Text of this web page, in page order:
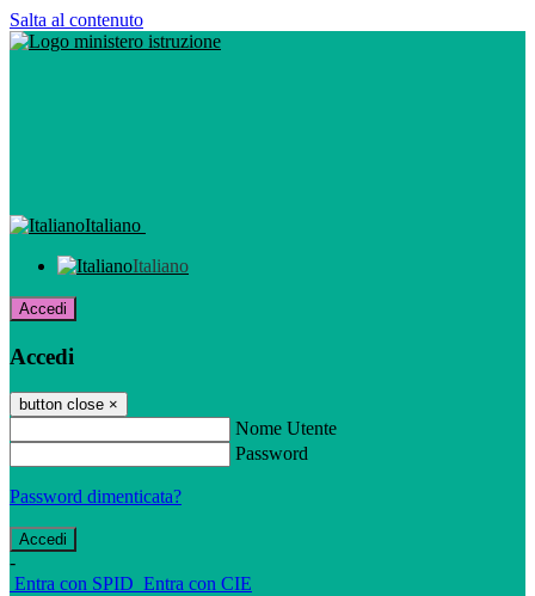
Salta al contenuto
Italiano
Italiano
Accedi
Accedi
button close ×
Nome Utente
Password
Password dimenticata?
-
Entra con SPID Entra con CIE